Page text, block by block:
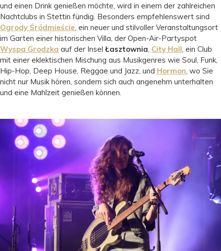
und einen Drink genießen möchte, wird in einem der zahlreichen
Nachtclubs in Stettin fündig. Besonders empfehlenswert sind
Ogrody Śródmieście, ein neuer und stilvoller Veranstaltungsort
im Garten einer historischen Villa, der Open-Air-Partyspot
Wyspa Grodzka auf der Insel Łasztownia, City Hall, ein Club
mit einer eklektischen Mischung aus Musikgenres wie Soul, Funk,
Hip-Hop, Deep House, Reggae und Jazz, und Hormon, wo Sie
nicht nur Musik hören, sondern sich auch angenehm unterhalten
und eine Mahlzeit genießen können.